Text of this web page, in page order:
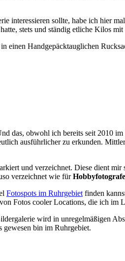
interessieren sollte, habe ich hier
stets und ständig etliche Kilos
einen Handgepäcktauglichen
das, obwohl ich bereits seit 2010
ausführlicher zu erkunden.
und verzeichnet. Diese dient mir
verzeichnet wie für
Fotospots im Ruhrgebietfinden
Fotos cooler Locations, die ich im
wird in unregelmäßigen
gewesen bin im Ruhrgebiet.